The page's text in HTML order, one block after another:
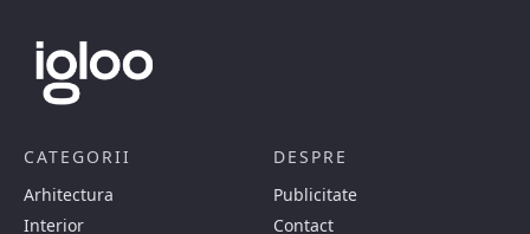
CATEGORII
Arhitectura
Interior
DESPRE
Publicitate
Contact